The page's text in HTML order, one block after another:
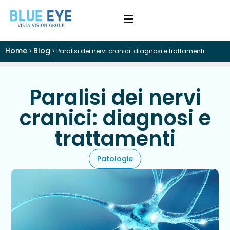
Home > Blog > Paralisi dei nervi cranici: diagnosi e trattamenti
Paralisi dei nervi
cranici: diagnosi e
trattamenti
Patologie
Difetti Visivi ›
Cataratta
Patologie
Trattamenti
Visite e Diagnostica ›
Chi Siamo
Colloquio Informativo